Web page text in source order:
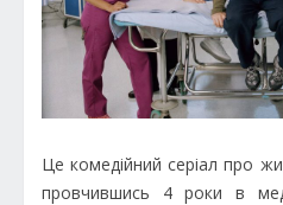
Це комедійний серіал про
провчившись 4 роки в